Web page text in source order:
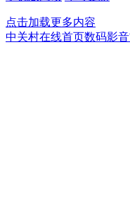
点击加载更多内容
中关村在线首页数码影